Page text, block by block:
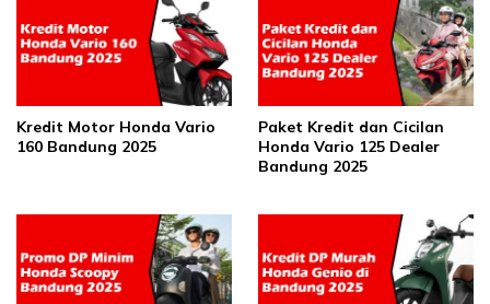
Kredit Motor Honda Vario
160 Bandung 2025
Paket Kredit dan Cicilan
Honda Vario 125 Dealer
Bandung 2025